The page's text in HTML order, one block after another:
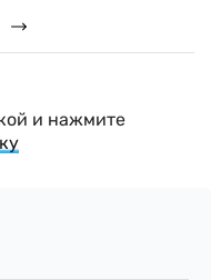
и нажмите